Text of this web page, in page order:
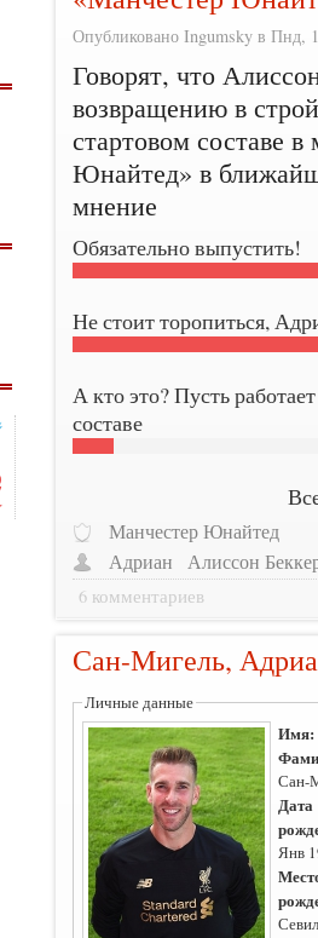
Опубликовано Ingumsky в Пнд,
Говорят, что
возвращению в
стартовом составе
Юнайтед» в
мнение
Обязательно выпустить!
Не стоит торопиться,
А кто это? Пусть
составе
Манчестер Юнайтед
Адриан Алиссон
6 комментариев
Сан-Мигель,
Личные данные
Сан-
Дата
Янв